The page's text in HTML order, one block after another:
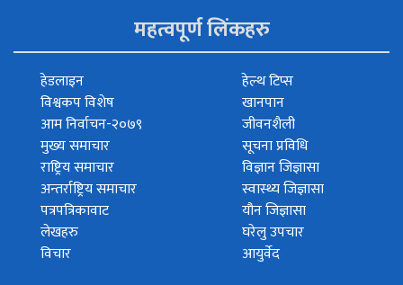
महत्वपूर्ण लिंकहरु
हेडलाइन
विश्वकप विशेष
आम निर्वाचन-२०७९
मुख्य समाचार
राष्ट्रिय समाचार
अन्तर्राष्ट्रिय समाचार
पत्रपत्रिकावाट
लेखहरु
विचार
हेल्थ टिप्स
खानपान
जीवनशैली
सूचना प्रविधि
विज्ञान जिज्ञासा
स्वास्थ्य जिज्ञासा
यौन जिज्ञासा
घरेलु उपचार
आयुर्वेद